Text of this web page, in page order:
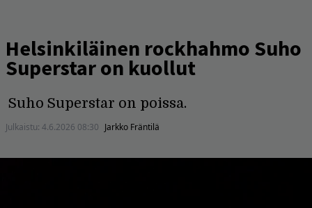
Helsinkiläinen rockhahmo Suho
Superstar on kuollut
Suho Superstar on poissa.
Julkaistu: 4.6.2026 08:30 Jarkko Fräntilä